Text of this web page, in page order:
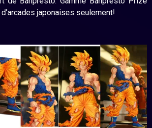
japonaises seulement!